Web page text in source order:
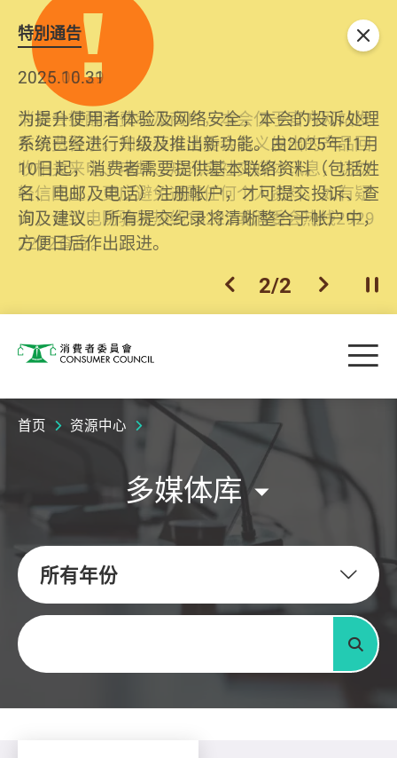
特別通告
2026.06.29
消委会提醒消费者及商户，本会仅于官方网站发
布消费警示。如接获以消委会名义发出的产品回
收相关来电、电邮、短讯或社交媒体讯息，切勿
轻信回应，更应避免透露任何个人资料。如有疑
问，请致电防骗易热线18222或消委会热线2929
2222查询。
2025.10.31
为提升使用者体验及网络安全，本会的投诉处理
系统已经进行升级及推出新功能。由2025年11月
10日起，消费者需要提供基本联络资料（包括姓
名、电邮及电话）注册帐户，才可提交投诉、查
询及建议。所有提交纪录将清晰整合于帐户中，
方便日后作出跟进。
上一个
2/2 下一个开
关闭
消费者委员会 目
首页 资源中心
多媒体库
所有年份
关键字
搜寻